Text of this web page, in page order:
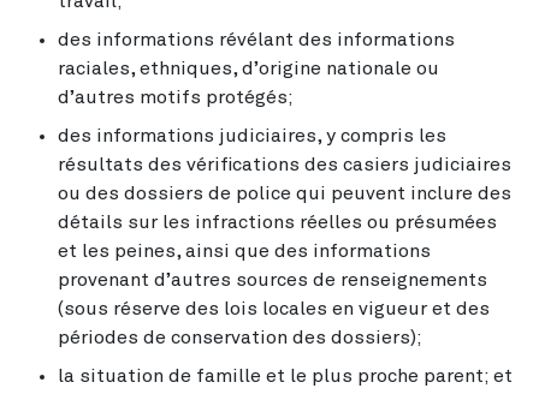
des informations révélant des informations
raciales, ethniques, d’origine nationale ou
d’autres motifs protégés;
des informations judiciaires, y compris les
résultats des vérifications des casiers judiciaires
ou des dossiers de police qui peuvent inclure des
détails sur les infractions réelles ou présumées
et les peines, ainsi que des informations
provenant d’autres sources de renseignements
(sous réserve des lois locales en vigueur et des
périodes de conservation des dossiers);
la situation de famille et le plus proche parent; et